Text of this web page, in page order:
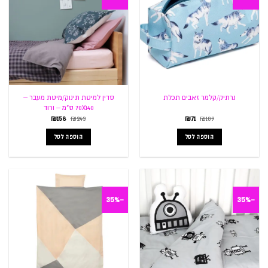
נרתיק/קלמר זאבים תכלת
₪109
המחיר
היה:
₪109.
₪71
המחיר
הוספה לסל
סדין למיטת תינוק/מיטת מעבר –
70X140 ס"מ – ורוד
₪243
המחיר
היה:
₪243.
₪158
המחיר
הוספה לסל
-35%
-35%